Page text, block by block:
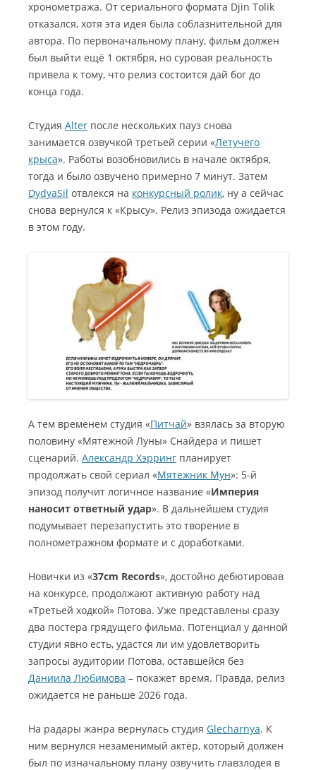
хронометража. От сериального формата Djin Tolik
отказался, хотя эта идея была соблазнительной для
автора. По первоначальному плану, фильм должен
был выйти ещё 1 октября, но суровая реальность
привела к тому, что релиз состоится дай бог до
конца года.
Студия Alter после нескольких пауз снова
занимается озвучкой третьей серии «Летучего
крыса». Работы возобновились в начале октября,
тогда и было озвучено примерно 7 минут. Затем
DydyaSil отвлекся на конкурсный ролик, ну а сейчас
снова вернулся к «Крысу». Релиз эпизода ожидается
в этом году.
А тем временем студия «Питчай» взялась за вторую
половину «Мятежной Луны» Снайдера и пишет
сценарий. Александр Хэрринг планирует
продолжать свой сериал «Мятежник Мун»: 5-й
эпизод получит логичное название «Империя
наносит ответный удар». В дальнейшем студия
подумывает перезапустить это творение в
полнометражном формате и с доработками.
Новички из «37cm Records», достойно дебютировав
на конкурсе, продолжают активную работу над
«Третьей ходкой» Потова. Уже представлены сразу
два постера грядущего фильма. Потенциал у данной
студии явно есть, удастся ли им удовлетворить
запросы аудитории Потова, оставшейся без
Даниила Любимова – покажет время. Правда, релиз
ожидается не раньше 2026 года.
На радары жанра вернулась студия Glecharnya. К
ним вернулся незаменимый актёр, который должен
был по изначальному плану озвучить главзлодея в